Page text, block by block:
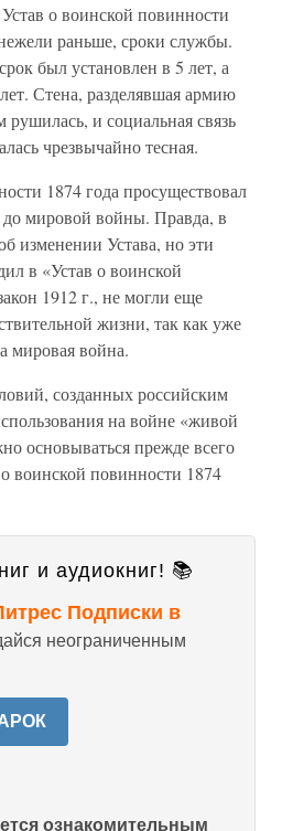
о воинской повинности
раньше, сроки службы.
был установлен в 5 лет, а
Стена, разделявшая армию
рушилась, и социальная связь
чрезвычайно тесная.
1874 года просуществовал
до мировой войны. Правда, в
изменении Устава, но эти
в «Устав о воинской
1912 г., не могли еще
жизни, так как уже
мировая война.
созданных российским
на войне «живой
основываться прежде всего
воинской повинности 1874
и аудиокниг! 📚
Подписки в
неограниченным
ознакомительным